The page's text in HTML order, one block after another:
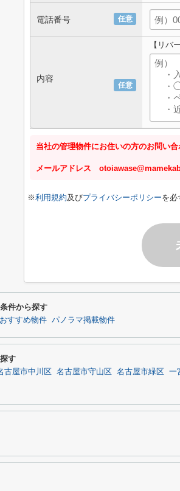
任意
電話番号
任意
内容
【リバ
当社の管理物件にお住いの方のお問い
メールアドレス
※利用規約及びプライバシーポリシーを必
件から探す
すすめ物件 パノラマ掲載物件
す
古屋市中川区 名古屋市守山区 名古屋市緑区 一